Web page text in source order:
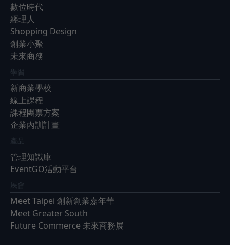
數位時代
經理人
Shopping Design
創業小聚
未來商務
學習
新商業學校
線上課程
課程團票方案
企業內訓計畫
產品
管理知識庫
EventGO活動平台
展會
Meet Taipei 創新創業嘉年華
Meet Greater South
Future Commerce 未來商務展